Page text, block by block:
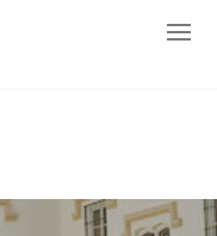
info@haciendadelalamo.es